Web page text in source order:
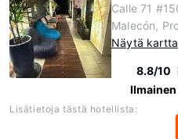
Calle 71
Malecón,
Näytä kartta
8.8/10
Lisätietoja tästä hotellista: